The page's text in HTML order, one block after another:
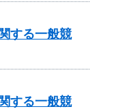
する一般競
する一般競